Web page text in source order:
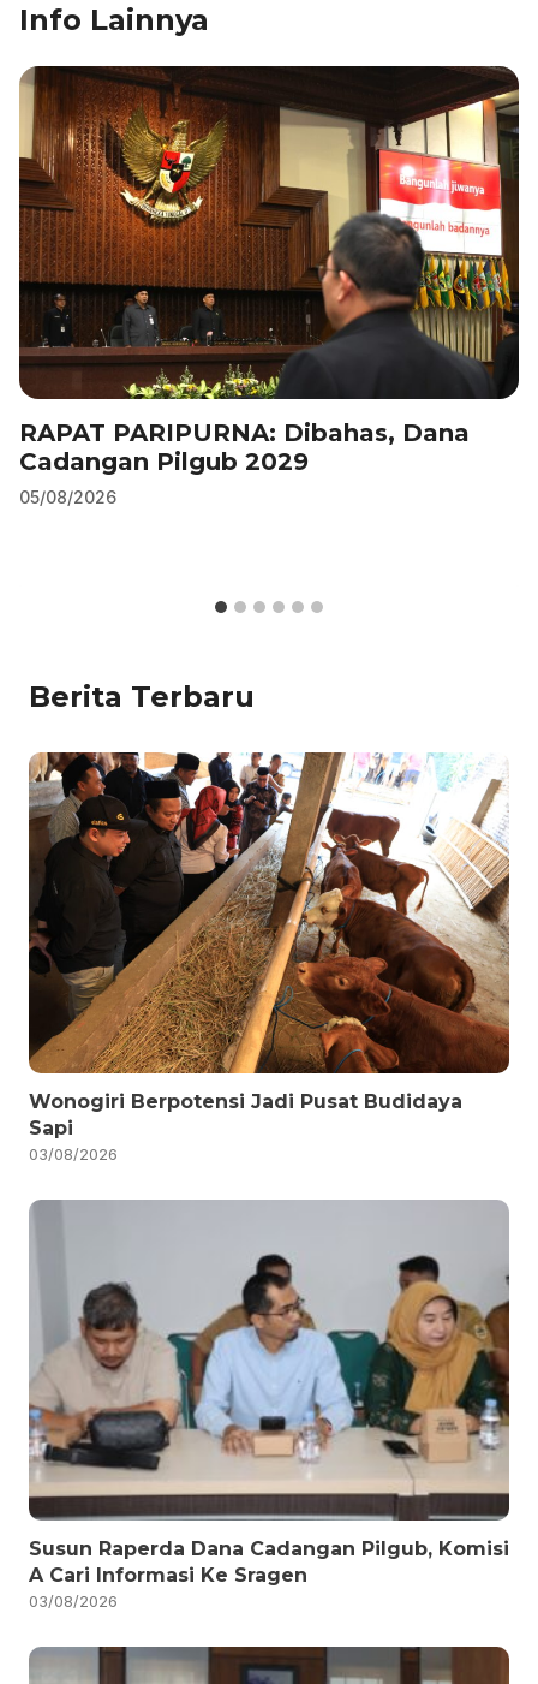
o
k
Info Lainnya
RAPAT PARIPURNA: Dibahas, Dana
Cadangan Pilgub 2029
05/08/2026
Berita Terbaru
Wonogiri Berpotensi Jadi Pusat Budidaya
Sapi
03/08/2026
Susun Raperda Dana Cadangan Pilgub, Komisi
A Cari Informasi Ke Sragen
03/08/2026